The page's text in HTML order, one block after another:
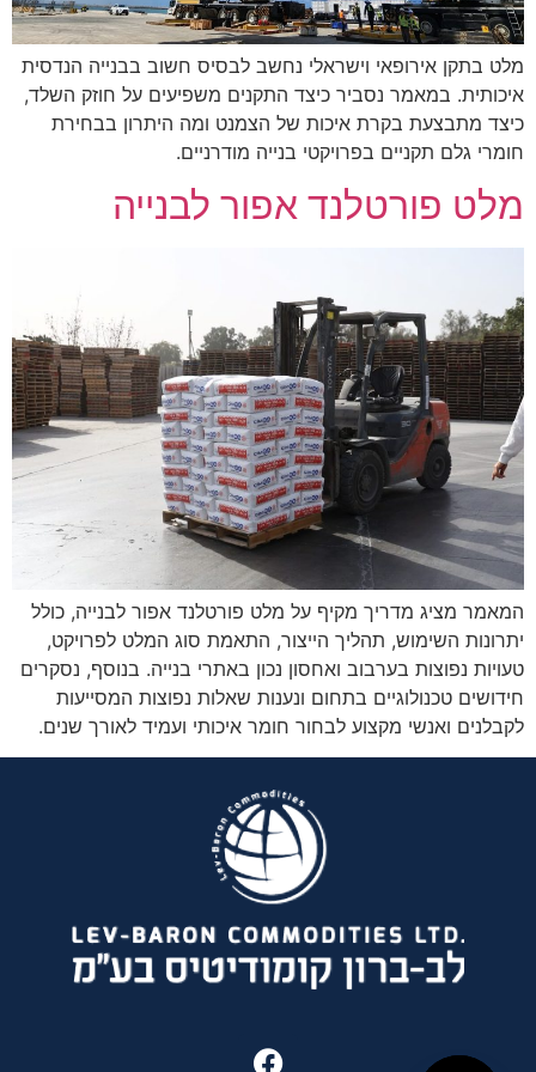
format_underlined הוסף קו תחתון לקישורים
font_download סמן קישורים
לאפס את כל האפשרויות
cached
מלט בתקן אירופאי וישראלי נחשב לבסיס חשוב בבנייה הנדסית
איכותית. במאמר נסביר כיצד התקנים משפיעים על חוזק השלד,
כיצד מתבצעת בקרת איכות של הצמנט ומה היתרון בבחירת
חומרי גלם תקניים בפרויקטי בנייה מודרניים.
מלט פורטלנד אפור לבנייה
המאמר מציג מדריך מקיף על מלט פורטלנד אפור לבנייה, כולל
יתרונות השימוש, תהליך הייצור, התאמת סוג המלט לפרויקט,
טעויות נפוצות בערבוב ואחסון נכון באתרי בנייה. בנוסף, נסקרים
חידושים טכנולוגיים בתחום ונענות שאלות נפוצות המסייעות
לקבלנים ואנשי מקצוע לבחור חומר איכותי ועמיד לאורך שנים.